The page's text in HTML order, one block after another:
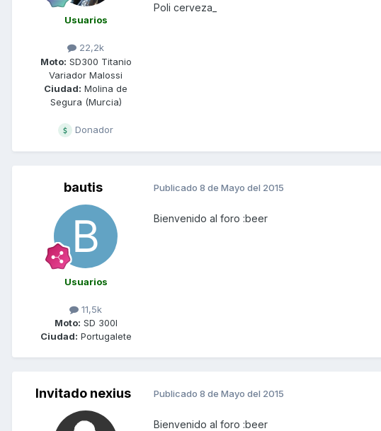
Usuarios
22,2k
Moto: SD300 Titanio
Variador Malossi
Ciudad: Molina de
Segura (Murcia)
Donador
Poli cerveza_
bautis
Usuarios
11,5k
Moto: SD 300I
Ciudad: Portugalete
Publicado 8 de Mayo del 2015
Bienvenido al foro :beer
Invitado nexius Publicado 8 de Mayo del 2015
Bienvenido al foro :beer